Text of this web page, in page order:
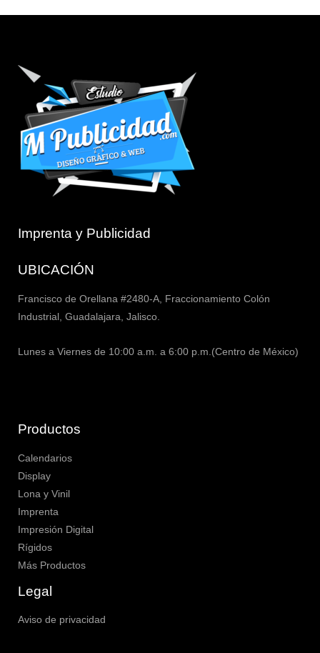
Imprenta y Publicidad
UBICACIÓN
Francisco de Orellana #2480-A, Fraccionamiento Colón
Industrial, Guadalajara, Jalisco.
Lunes a Viernes de 10:00 a.m. a 6:00 p.m.(Centro de México)
Productos
Calendarios
Display
Lona y Vinil
Imprenta
Impresión Digital
Rígidos
Más Productos
Legal
Aviso de privacidad